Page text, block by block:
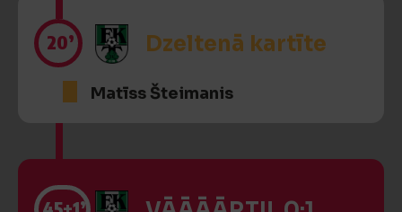
20’ Dzeltenā kartīte
Matīss Šteimanis